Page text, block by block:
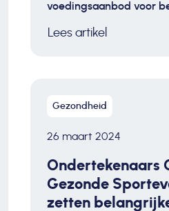
voedingsaanbod voor
Lees artikel
Gezondheid
26 maart 2024
Ondertekenaars
Gezonde
zetten